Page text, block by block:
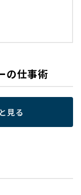
の仕事術
見る